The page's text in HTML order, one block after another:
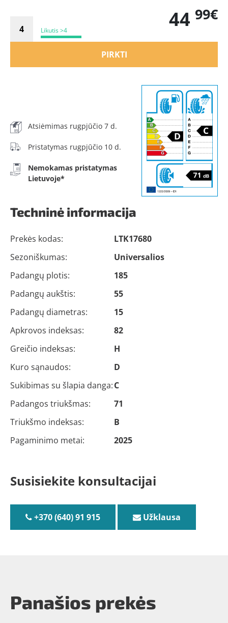
Likutis >4 44 99€
PIRKTI
Atsiėmimas rugpjūčio 7 d.
Pristatymas rugpjūčio 10 d.
Nemokamas pristatymas
Lietuvoje*
Techninė informacija
Prekės kodas:
LTK17680
Sezoniškumas:
Universalios
Padangų plotis:
185
Padangų aukštis:
55
Padangų diametras:
15
Apkrovos indeksas:
82
Greičio indeksas:
H
Kuro sąnaudos:
D
Sukibimas su šlapia danga:C
Padangos triukšmas:
71
Triukšmo indeksas:
B
Pagaminimo metai:
2025
Susisiekite konsultacijai
+370 (640) 91 915 Užklausa
Panašios prekės